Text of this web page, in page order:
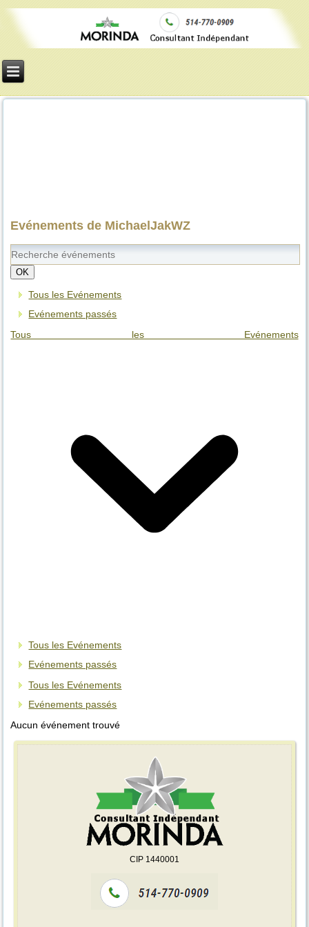
Evénements de MichaelJakWZ
OK
Tous les Evénements
Evénements passés
Tous les Evénements
Tous les Evénements
Evénements passés
Tous les Evénements
Evénements passés
Aucun événement trouvé
CIP 1440001